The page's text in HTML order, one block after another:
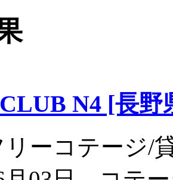
N4 [長野
ーコテージ/